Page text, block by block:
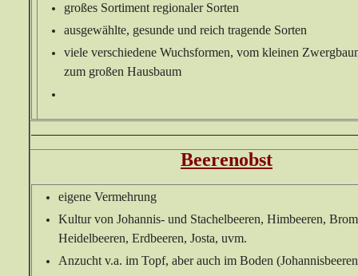
großes Sortiment regionaler Sorten
ausgewählte, gesunde und reich tragende Sorten
viele verschiedene Wuchsformen, vom kleinen
zum großen Hausbaum
Beerenobst
eigene Vermehrung
Kultur von Johannis- und Stachelbeeren, Himbeeren,
Heidelbeeren, Erdbeeren, Josta, uvm.
Anzucht v.a. im Topf, aber auch im Boden